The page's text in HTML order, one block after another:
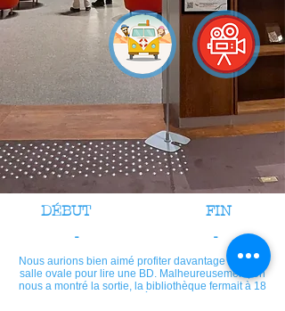
DÉBUT
-
FIN
-
Nous aurions bien aimé profiter davantage de cette
salle ovale pour lire une BD. Malheureusement, on
nous a montré la sortie, la bibliothèque fermait à 18